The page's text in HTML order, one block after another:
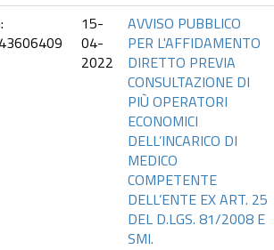
15-
04-
2022
AVVISO PUBBLICO
PER L'AFFIDAMENTO
DIRETTO PREVIA
CONSULTAZIONE DI
PIÙ OPERATORI
ECONOMICI
DELL’INCARICO DI
MEDICO
COMPETENTE
DELL’ENTE EX ART. 25
DEL D.LGS. 81/2008 E
SMI.